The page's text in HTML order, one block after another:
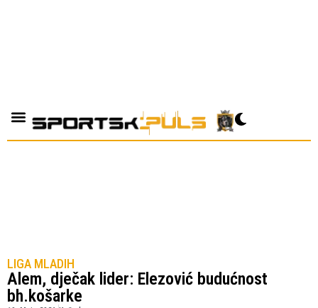
LIGA MLADIH
Alem, dječak lider: Elezović budućnost
bh.košarke